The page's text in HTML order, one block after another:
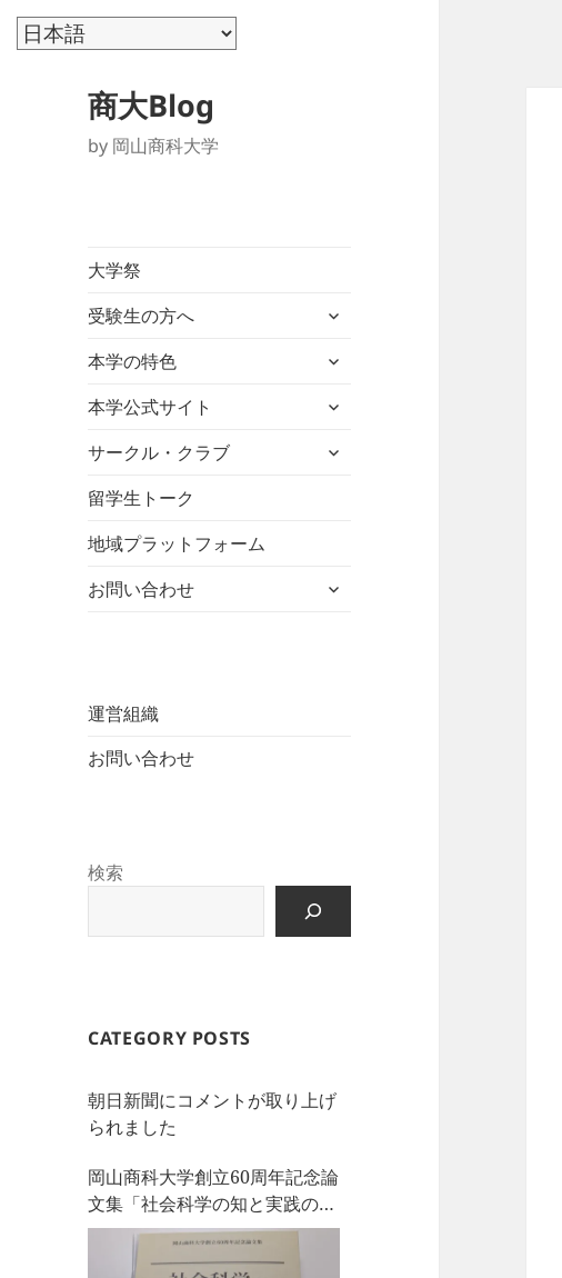
商大Blog
by 岡山商科大学
大学祭
受験生の方へ
サ
メ
ュ
を
本学の特色
サ
メ
ュ
本学公式サイト
サ
メ
サークル・クラブ
サ
を
留学生トーク
地域プラットフォーム
お問い合わせ
サ
運営組織
お問い合わせ
検索
CATEGORY POSTS
朝日新聞にコメントが取り上げ
られました
岡山商科大学創立60周年記念論
文集「社会科学の知と実践の還
流」を刊行しました